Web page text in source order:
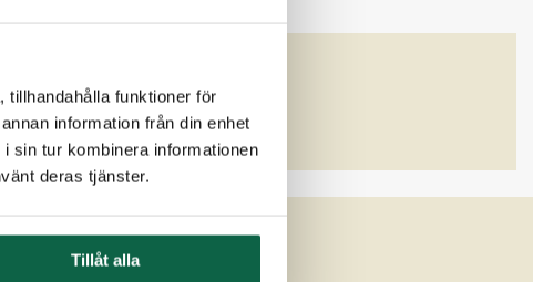
tillhandahålla funktioner för
information från din enhet
sin tur kombinera informationen
deras tjänster.
Tillåt alla
Bredd (mm)
2000